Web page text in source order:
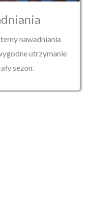
nawadniania
utrzymanie
sezon.